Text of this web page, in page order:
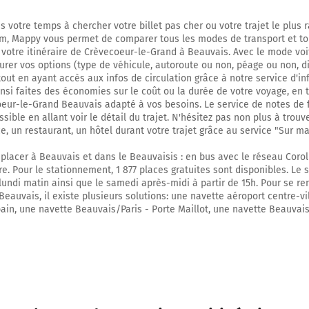
à gauche sur Rue du Maréchal Leclerc et continuer sur 10 mètres
km
Rue Saint-Pierre sur 45 mètres
km
km
à gauche sur Rue du Docteur Gérard et continuer sur 300 mètres
km
votre temps à chercher votre billet pas cher ou votre trajet le plus
Mappy vous permet de comparer tous les modes de transport et
itinéraire de Crèvecoeur-le-Grand à Beauvais. Avec le mode
vos options (type de véhicule, autoroute ou non, péage ou non,
en ayant accès aux infos de circulation grâce à notre service
faites des économies sur le coût ou la durée de votre voyage, en
le-Grand Beauvais adapté à vos besoins. Le service de notes
en allant voir le détail du trajet. N'hésitez pas non plus à
un restaurant, un hôtel durant votre trajet grâce au service "Sur
à Beauvais et dans le Beauvaisis : en bus avec le réseau
Pour le stationnement, 1 877 places gratuites sont disponibles. Le
matin ainsi que le samedi après-midi à partir de 15h. Pour se
il existe plusieurs solutions: une navette aéroport centre-
une navette Beauvais/Paris - Porte Maillot, une navette